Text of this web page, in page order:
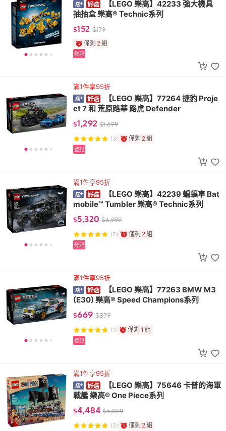
【LEGO 樂高】42233 強大機具
抽抽盒 樂高® Technic系列
$152 $179
僅剩 2組
登記
滿1件享95折
【LEGO 樂高】77264 捷豹 Proje
ct 7 和 荒原路華 路虎 Defender
$1,292 $1,699
(3) 僅剩 2組
登記
滿1件享95折
【LEGO 樂高】42239 蝙蝠車 Bat
mobile™ Tumbler 樂高® Technic系列
$5,320 $6,999
(2) 僅剩 2組
登記
滿1件享95折
【LEGO 樂高】77263 BMW M3
(E30) 樂高® Speed Champions系列
$669 $879
(1) 僅剩 1 組
登記
滿1件享95折
【LEGO 樂高】75646 卡普的海軍
戰艦 樂高® One Piece系列
$4,484 $5,899
(2) 僅剩 2組